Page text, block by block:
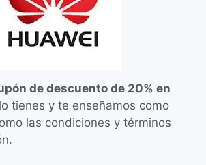
de descuento de 20% en
tienes y te enseñamos como
las condiciones y términos